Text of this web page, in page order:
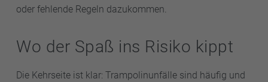
oder fehlende Regeln dazukommen.
Wo der Spaß ins Risiko kippt
Die Kehrseite ist klar: Trampolinunfälle sind häufig und